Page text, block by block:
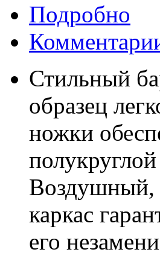
Подробно
Стильный
образец
ножки
Воздушный,
каркас
его